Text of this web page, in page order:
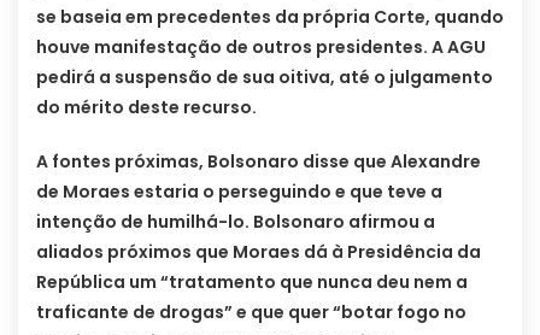
se baseia em precedentes da própria Corte, quando
houve manifestação de outros presidentes. A AGU
pedirá a suspensão de sua oitiva, até o julgamento
do mérito deste recurso.
A fontes próximas, Bolsonaro disse que Alexandre
de Moraes estaria o perseguindo e que teve a
intenção de humilhá-lo. Bolsonaro afirmou a
aliados próximos que Moraes dá à Presidência da
República um “tratamento que nunca deu nem a
traficante de drogas” e que quer “botar fogo no